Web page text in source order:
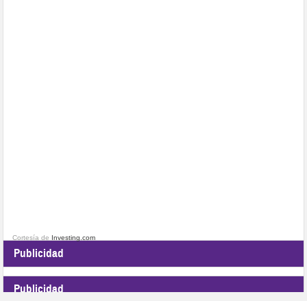
Cortesía de Investing.com
Publicidad
Publicidad